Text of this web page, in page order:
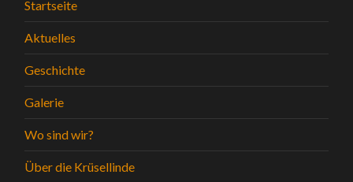
Startseite
Aktuelles
Geschichte
Galerie
Wo sind wir?
Über die Krüsellinde